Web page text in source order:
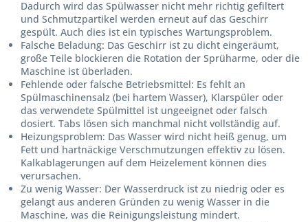
Dadurch wird das Spülwasser nicht mehr richtig gefiltert
und Schmutzpartikel werden erneut auf das Geschirr
gespült. Auch dies ist ein typisches Wartungsproblem.
Falsche Beladung: Das Geschirr ist zu dicht eingeräumt,
große Teile blockieren die Rotation der Sprüharme, oder die
Maschine ist überladen.
Fehlende oder falsche Betriebsmittel: Es fehlt an
Spülmaschinensalz (bei hartem Wasser), Klarspüler oder
das verwendete Spülmittel ist ungeeignet oder falsch
dosiert. Tabs lösen sich manchmal nicht vollständig auf.
Heizungsproblem: Das Wasser wird nicht heiß genug, um
Fett und hartnäckige Verschmutzungen effektiv zu lösen.
Kalkablagerungen auf dem Heizelement können dies
verursachen.
Zu wenig Wasser: Der Wasserdruck ist zu niedrig oder es
gelangt aus anderen Gründen zu wenig Wasser in die
Maschine, was die Reinigungsleistung mindert.